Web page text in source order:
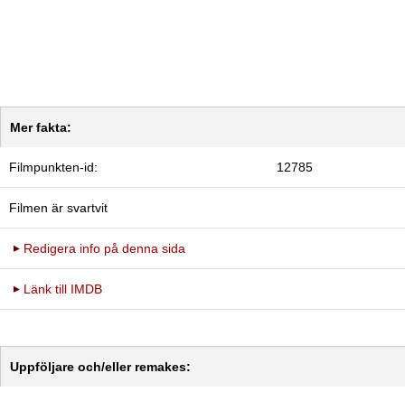
Mer fakta:
Filmpunkten-id: 12785
Filmen är svartvit
Redigera info på denna sida
Länk till IMDB
Uppföljare och/eller remakes: